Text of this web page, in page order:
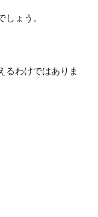
ょう。
るわけではありま